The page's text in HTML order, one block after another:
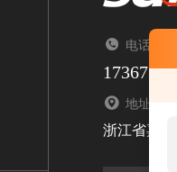
电话：
地址：
浙江省嘉